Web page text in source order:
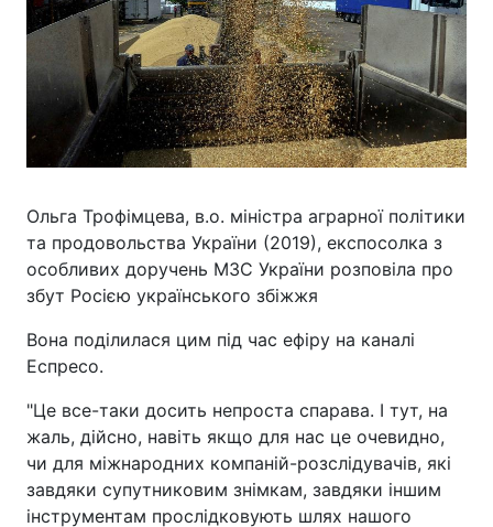
Ольга Трофімцева, в.о. міністра аграрної політики
та продовольства України (2019), експосолка з
особливих доручень МЗС України розповіла про
збут Росією українського збіжжя
Вона поділилася цим під час ефіру на каналі
Еспресо.
"Це все-таки досить непроста спарава. І тут, на
жаль, дійсно, навіть якщо для нас це очевидно,
чи для міжнародних компаній-розслідувачів, які
завдяки супутниковим знімкам, завдяки іншим
інструментам прослідковують шлях нашого